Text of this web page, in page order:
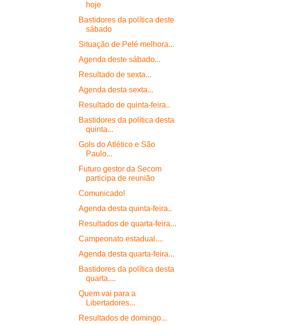
hoje
Bastidores da política deste
sábado
Situação de Pelé melhora...
Agenda deste sábado...
Resultado de sexta...
Agenda desta sexta...
Resultado de quinta-feira..
Bastidores da política desta
quinta...
Gols do Atlético e São
Paulo...
Futuro gestor da Secom
participa de reunião
Comunicado!
Agenda desta quinta-feira..
Resultados de quarta-feira...
Campeonato estadual....
Agenda desta quarta-feira...
Bastidores da política desta
quarta....
Quem vai para a
Libertadores...
Resultados de domingo...